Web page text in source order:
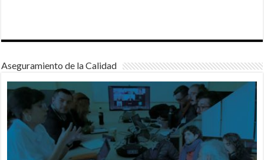
Aseguramiento de la Calidad